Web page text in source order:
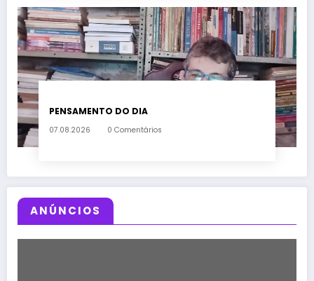
PENSAMENTO DO DIA
07.08.2026 0 Comentários
ANÚNCIOS